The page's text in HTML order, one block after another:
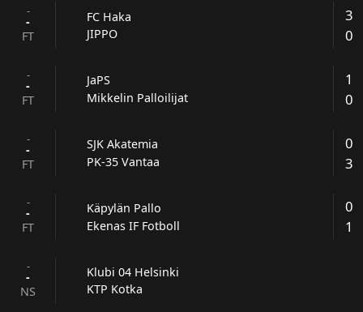
-
-
FT
FC Haka
JIPPO
3
0
-
-
FT
JaPS
Mikkelin Palloilijat
1
0
-
-
FT
SJK Akatemia
PK-35 Vantaa
0
3
-
-
FT
Käpylän Pallo
Ekenas IF Fotboll
0
1
-
-
NS
Klubi 04 Helsinki
KTP Kotka